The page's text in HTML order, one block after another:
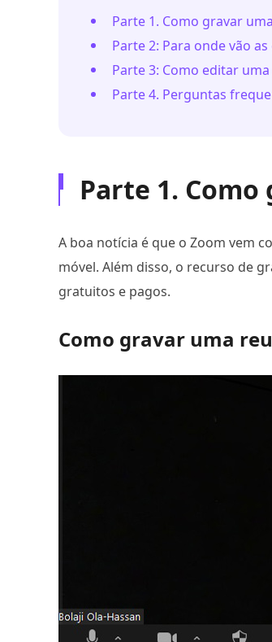
Parte 1. Como gravar
Parte 2: Para onde vão
Parte 3: Como editar
Parte 4. Perguntas
Parte 1.
A boa notícia é que o Zoom vem
móvel. Além disso, o recurso de
gratuitos e pagos.
Como gravar uma